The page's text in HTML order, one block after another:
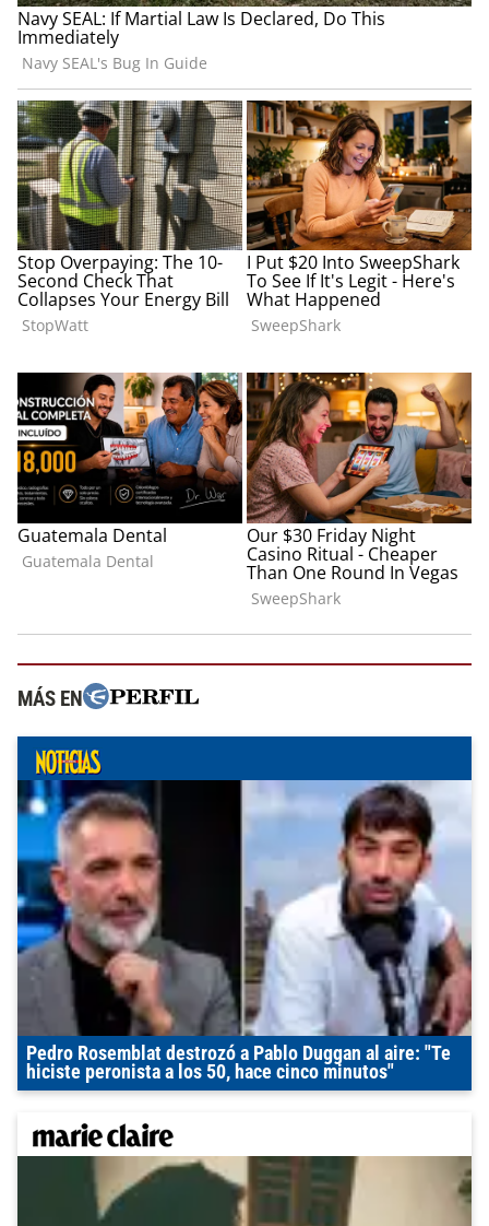
MÁS EN
Pedro Rosemblat destrozó a Pablo Duggan al aire: "Te
hiciste peronista a los 50, hace cinco minutos"